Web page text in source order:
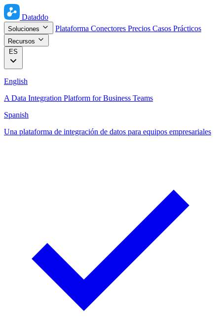
Dataddo
Soluciones Plataforma Conectores Precios Casos Prácticos
Recursos
ES
English
A Data Integration Platform for Business Teams
Spanish
Una plataforma de integración de datos para equipos empresariales